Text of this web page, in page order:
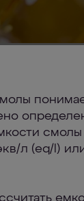
смолы
л (eq/l)